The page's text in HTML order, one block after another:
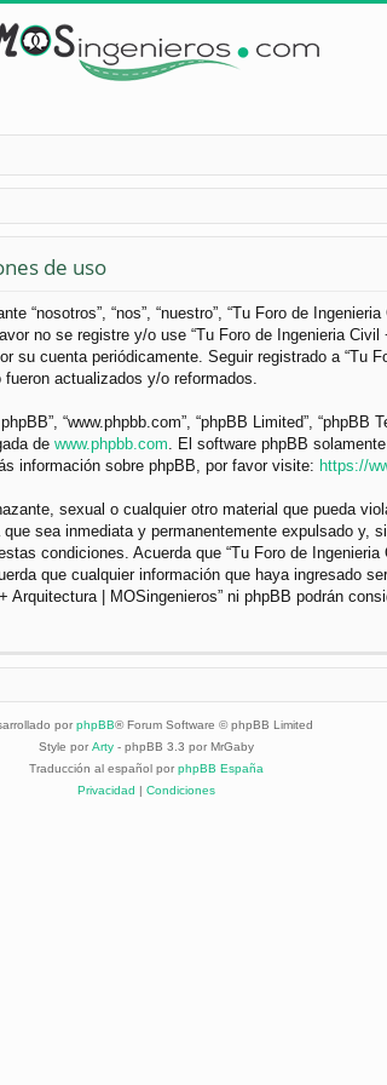
de uso
“nosotros”, “nos”, “nuestro”, “Tu Foro de
no se registre y/o use “Tu Foro de Ingenieria
cuenta periódicamente. Seguir registrado a “Tu
actualizados y/o reformados.
“www.phpbb.com”, “phpBB Limited”,
de www.phpbb.com . El software phpBB
información sobre phpBB, por favor visite: https://
sexual o cualquier otro material que pueda
sea inmediata y permanentemente expulsado
condiciones. Acuerda que “Tu Foro de
que cualquier información que haya ingresado
| MOSingenieros” ni phpBB podrán
por phpBB® Forum Software © phpBB Limited
Style por Arty - phpBB 3.3 por MrGaby
Traducción al español por phpBB España
Privacidad | Condiciones